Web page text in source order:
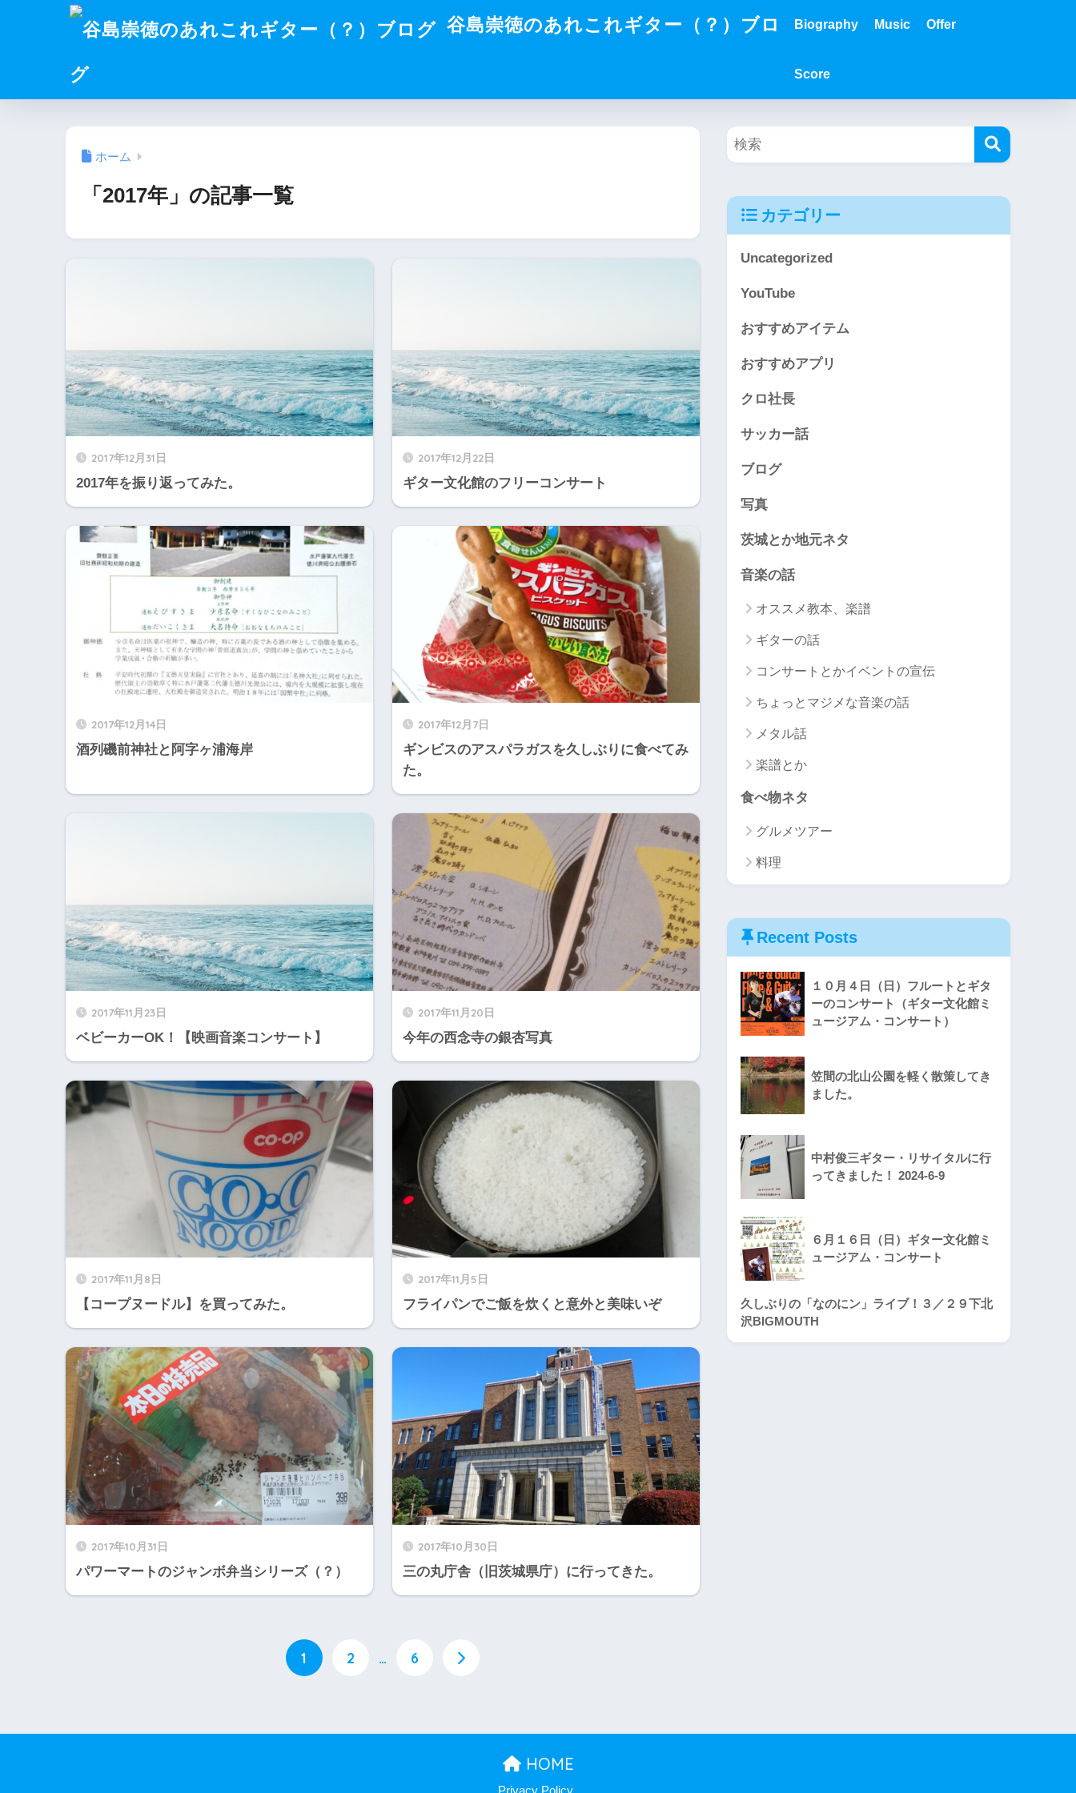
谷島崇徳のあれこれギター（？）ブロ
グ
Biography Music Offer
Score
ホーム
「2017年」の記事一覧
2017年12月31日
2017年を振り返ってみた。
2017年12月22日
ギター文化館のフリーコンサート
2017年12月14日
酒列磯前神社と阿字ヶ浦海岸
2017年12月7日
ギンビスのアスパラガスを久しぶりに食べてみ
た。
2017年11月23日
ベビーカーOK！【映画音楽コンサート】
2017年11月20日
今年の西念寺の銀杏写真
2017年11月8日
【コープヌードル】を買ってみた。
2017年11月5日
フライパンでご飯を炊くと意外と美味いぞ
2017年10月31日
パワーマートのジャンボ弁当シリーズ（？）
2017年10月30日
三の丸庁舎（旧茨城県庁）に行ってきた。
1 2 … 6
カテゴリー
Uncategorized
YouTube
おすすめアイテム
おすすめアプリ
クロ社長
サッカー話
ブログ
写真
茨城とか地元ネタ
音楽の話
オススメ教本、楽譜
ギターの話
コンサートとかイベントの宣伝
ちょっとマジメな音楽の話
メタル話
楽譜とか
食べ物ネタ
グルメツアー
料理
Recent Posts
１０月４日（日）フルートとギタ
ーのコンサート（ギター文化館ミ
ュージアム・コンサート）
笠間の北山公園を軽く散策してき
ました。
中村俊三ギター・リサイタルに行
ってきました！ 2024-6-9
６月１６日（日）ギター文化館ミ
ュージアム・コンサート
久しぶりの「なのにン」ライブ！３／２９下北
沢BIGMOUTH
HOME